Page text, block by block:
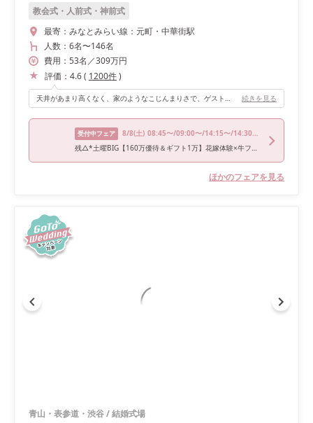
教会式・人前式・神前式
最寄： みなとみらい線：元町・中華街駅
人数： 6名〜146名
費用： 53名 ／309万円
評価： 4.6( 1200件)
天井があまり高くなく、家のようなこじんまりさで、ゲストとの距離感が近くて良かったこと／スタッフさんの心遣い／料理／ローストビーフカットなどの他にあまりない演出ができるところがオススメです。 続きを見る
受付中フェア 8/8(土) 08:45〜/09:00〜/14:15〜/14:30〜/15:30〜
残△*土曜BIG【160万優待＆ギフト1万】花嫁体験×牛フィレ試食
ほかのフェアを見る
青山・表参道・渋谷/結婚式場